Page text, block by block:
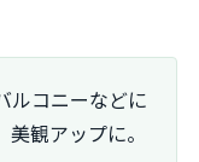
ルコニーなどに
観アップに。